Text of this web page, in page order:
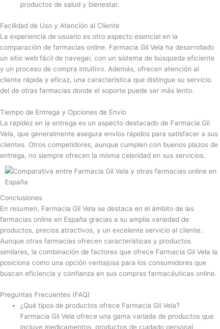
productos de salud y bienestar.
Facilidad de Uso y Atención al Cliente
La experiencia de usuario es otro aspecto esencial en la
comparación de farmacias online. Farmacia Gil Vela ha desarrollado
un sitio web fácil de navegar, con un sistema de búsqueda eficiente
y un proceso de compra intuitivo. Además, ofrecen atención al
cliente rápida y eficaz, una característica que distingue su servicio
del de otras farmacias donde el soporte puede ser más lento.
Tiempo de Entrega y Opciones de Envío
La rapidez en la entrega es un aspecto destacado de Farmacia Gil
Vela, que generalmente asegura envíos rápidos para satisfacer a sus
clientes. Otros competidores, aunque cumplen con buenos plazos de
entrega, no siempre ofrecen la misma celeridad en sus servicios.
Conclusiones
En resumen, Farmacia Gil Vela se destaca en el ámbito de las
farmacias online en España gracias a su amplia variedad de
productos, precios atractivos, y un excelente servicio al cliente.
Aunque otras farmacias ofrecen características y productos
similares, la combinación de factores que ofrece Farmacia Gil Vela la
posiciona como una opción ventajosa para los consumidores que
buscan eficiencia y confianza en sus compras farmacéuticas online.
Preguntas Frecuentes (FAQ)
¿Qué tipos de productos ofrece Farmacia Gil Vela?
Farmacia Gil Vela ofrece una gama variada de productos que
incluye medicamentos, productos de cuidado personal,